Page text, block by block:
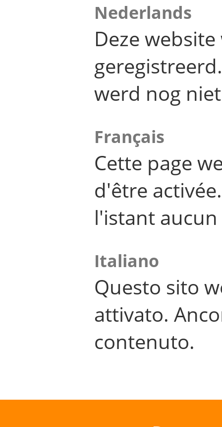
Nederlands
Deze
werd nog
Français
Cette page
d'être
l'istant
Italiano
Questo sito
attivato.
contenuto.